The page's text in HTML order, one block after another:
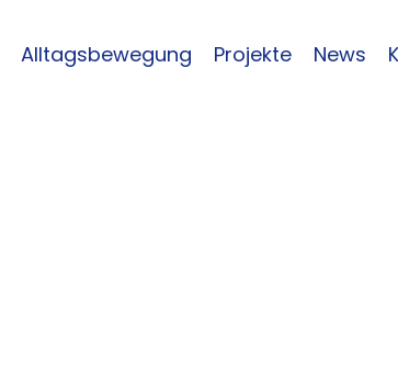
Alltagsbewegung Projekte News